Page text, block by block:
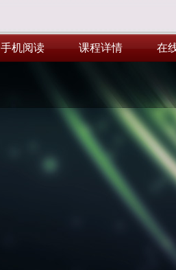
手机阅读 课程详情 在